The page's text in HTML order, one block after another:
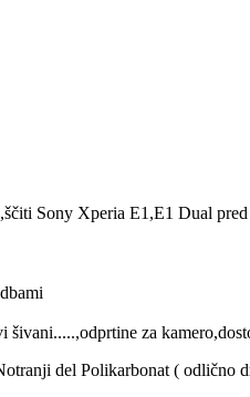
Sony Xperia E1,E1 Dual
šivani.....,odprtine za
del Polikarbonat ( odlično